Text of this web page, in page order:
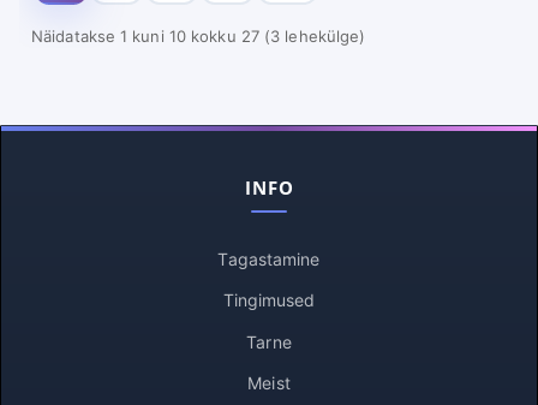
Näidatakse 1 kuni 10 kokku 27 (3 lehekülge)
INFO
Tagastamine
Tingimused
Tarne
Meist